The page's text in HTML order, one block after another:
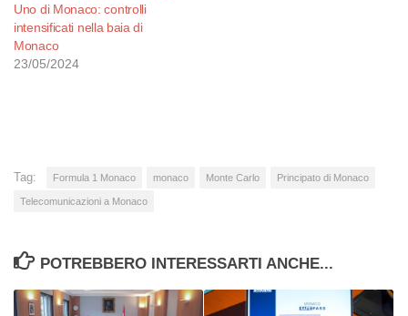
Uno di Monaco: controlli
intensificati nella baia di
Monaco
23/05/2024
Tag: Formula 1 Monaco monaco Monte Carlo Principato di Monaco
Telecomunicazioni a Monaco
POTREBBERO INTERESSARTI ANCHE...